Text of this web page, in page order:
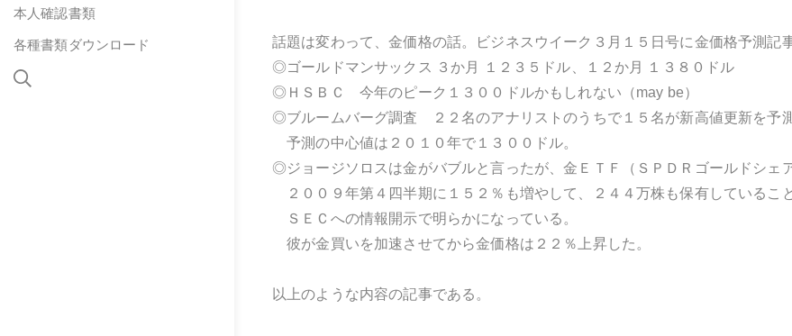
本人確認書類
各種書類ダウンロード
話題は変わって、金価格の話。ビジネスウイーク３月１５日号に金価格予測記
◎ゴールドマンサックス ３か月 １２３５ドル、１２か月 １３８０ドル
◎ＨＳＢＣ 今年のピーク１３００ドルかもしれない（may be）
◎ブルームバーグ調査 ２２名のアナリストのうちで１５名が新高値更新を予測
予測の中心値は２０１０年で１３００ドル。
◎ジョージソロスは金がバブルと言ったが、金ＥＴＦ（ＳＰＤＲゴールドシェ
２００９年第４四半期に１５２％も増やして、２４４万株も保有しているこ
ＳＥＣへの情報開示で明らかになっている。
彼が金買いを加速させてから金価格は２２％上昇した。
以上のような内容の記事である。